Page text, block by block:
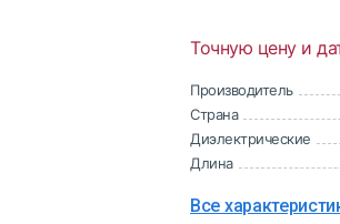
Точную цену и
Производитель
Страна
Диэлектрические
Длина
Все